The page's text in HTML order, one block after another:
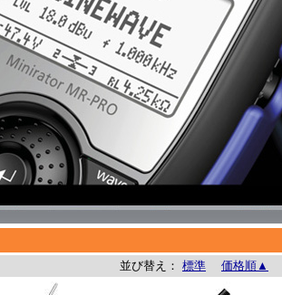
並び替え： 標準 価格順▲